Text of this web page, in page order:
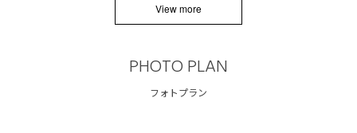
View more
PHOTO PLAN
フォトプラン